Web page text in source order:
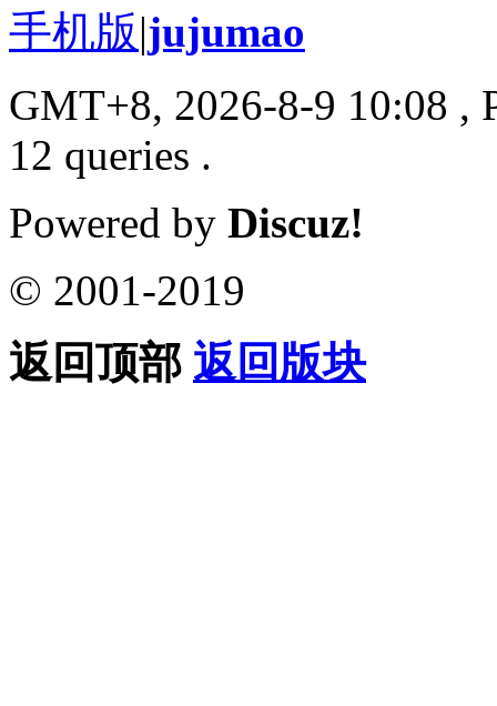
手机版|jujumao
GMT+8, 2026-8-9 10:08 ,
12 queries .
Powered by Discuz!
© 2001-2019
返回顶部 返回版块